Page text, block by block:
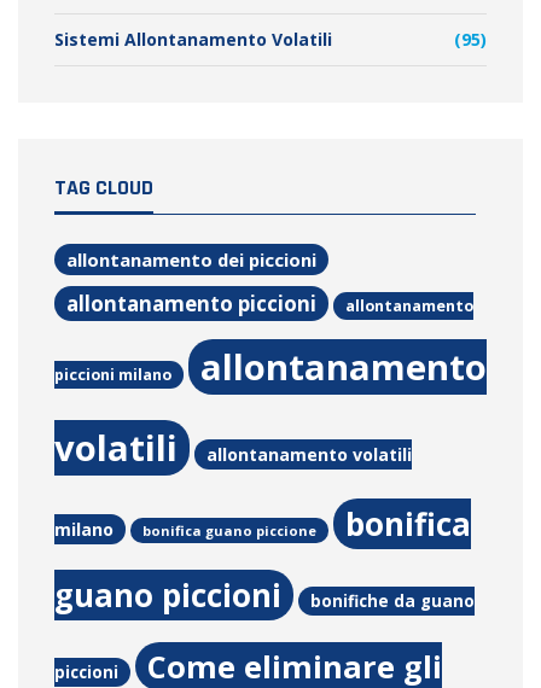
Sistemi Allontanamento Volatili (95)
TAG CLOUD
allontanamento dei piccioni
allontanamento piccioni allontanamento
piccioni milano
allontanamento
volatili
allontanamento volatili
milano bonifica guano piccione
bonifica
guano piccioni
bonifiche da guano
piccioni Come eliminare gli